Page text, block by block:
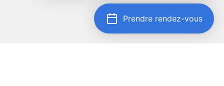
Prendre rendez-vous